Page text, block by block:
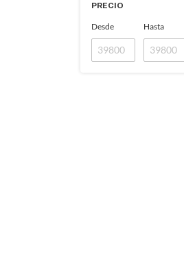
PRECIO
Desde Hasta